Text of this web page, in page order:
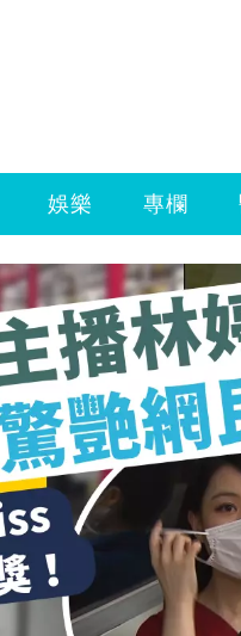
娛樂 專欄